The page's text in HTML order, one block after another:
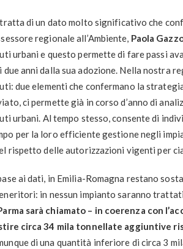
di un dato molto significativo che
regionale all’Ambiente, Paola
urbani e questo permette di fare passi
due anni dalla sua adozione. Nella nostra
due elementi che confermano la
ci permette già in corso d’anno di
urbani. Al tempo stesso, consente di
per la loro efficiente gestione negli
rispetto delle autorizzazioni vigenti per
ai dati, in Emilia-Romagna restano
in nessun impianto saranno
sarà chiamato – in coerenza con
circa 34 mila tonnellate aggiuntive
di una quantità inferiore di circa 3